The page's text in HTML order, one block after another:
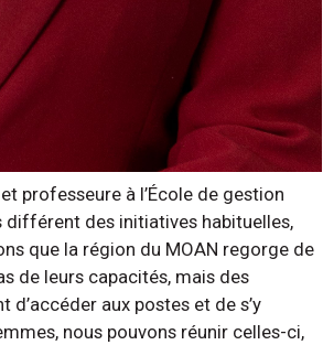
professeure à l’École de gestion
différent des initiatives habituelles,
que la région du MOAN regorge de
de leurs capacités, mais des
aux postes et de s’y
nous pouvons réunir celles-ci,